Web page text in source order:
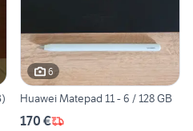
6
Huawei Matepad 11 - 6 / 128 GB
170 €